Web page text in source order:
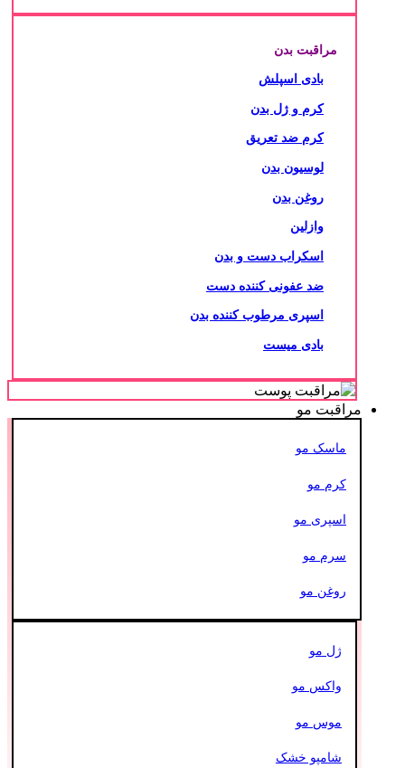
مراقبت بدن
بادی اسپلش
کرم و ژل بدن
کرم ضد تعریق
لوسیون بدن
روغن بدن
وازلین
اسکراب دست و بدن
ضد عفونی کننده دست
اسپری مرطوب کننده بدن
بادی میست
مراقبت مو
ماسک مو
کرم مو
اسپری مو
سرم مو
روغن مو
ژل مو
واکس مو
موس مو
شامپو خشک